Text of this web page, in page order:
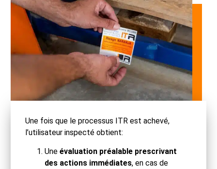
Une fois que le processus ITR est achevé,
l’utilisateur inspecté obtient:
Uneévaluation préalable prescrivant
des actions immédiates, en cas de